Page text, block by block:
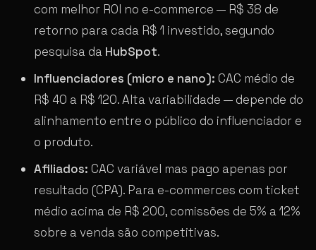
com melhor ROI no e-commerce — R$ 38 de
retorno para cada R$ 1 investido, segundo
pesquisa da HubSpot.
Influenciadores (micro e nano): CAC médio de
R$ 40 a R$ 120. Alta variabilidade — depende do
alinhamento entre o público do influenciador e
o produto.
Afiliados: CAC variável mas pago apenas por
resultado (CPA). Para e-commerces com ticket
médio acima de R$ 200, comissões de 5% a 12%
sobre a venda são competitivas.